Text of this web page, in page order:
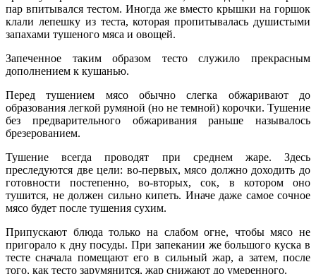
пар впитывался тестом. Иногда же вместо крышки на горшок
клали лепешку из теста, которая пропитывалась душистыми
запахами тушеного мяса и овощей.
Запеченное таким образом тесто служило прекрасным
дополнением к кушанью.
Перед тушением мясо обычно слегка обжаривают до
образования легкой румяной (но не темной) корочки. Тушение
без предварительного обжаривания раньше называлось
брезерованием.
Тушение всегда проводят при среднем жаре. Здесь
преследуются две цели: во-первых, мясо должно доходить до
готовности постепенно, во-вторых, сок, в котором оно
тушится, не должен сильно кипеть. Иначе даже самое сочное
мясо будет после тушения сухим.
Припускают блюда только на слабом огне, чтобы мясо не
пригорало к дну посуды. При запекании же большого куска в
тесте сначала помещают его в сильный жар, а затем, после
того, как тесто зарумянится, жар снижают до умеренного.